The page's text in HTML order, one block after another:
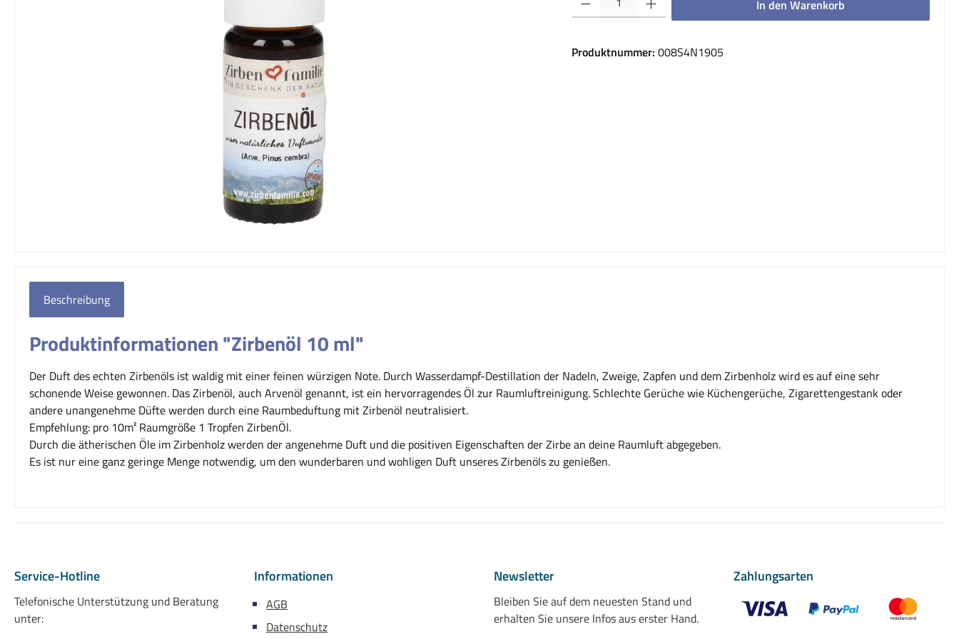
In den Warenkorb
Produktnummer: 008S4N1905
Beschreibung
Produktinformationen "Zirbenöl 10 ml"
Der Duft des echten Zirbenöls ist waldig mit einer feinen würzigen Note. Durch Wasserdampf-Destillation der Nadeln, Zweige, Zapfen und dem Zirbenholz wird es auf eine sehr
schonende Weise gewonnen. Das Zirbenöl, auch Arvenöl genannt, ist ein hervorragendes Öl zur Raumluftreinigung. Schlechte Gerüche wie Küchengerüche, Zigarettengestank oder
andere unangenehme Düfte werden durch eine Raumbeduftung mit Zirbenöl neutralisiert.
Empfehlung: pro 10m² Raumgröße 1 Tropfen ZirbenÖl.
Durch die ätherischen Öle im Zirbenholz werden der angenehme Duft und die positiven Eigenschaften der Zirbe an deine Raumluft abgegeben.
Es ist nur eine ganz geringe Menge notwendig, um den wunderbaren und wohligen Duft unseres Zirbenöls zu genießen.
Service-Hotline
Telefonische Unterstützung und Beratung
unter:
Informationen
AGB
Datenschutz
Newsletter
Bleiben Sie auf dem neuesten Stand und
erhalten Sie unsere Infos aus erster Hand.
Zahlungsarten